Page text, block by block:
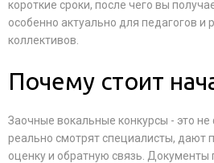
короткие сроки, после чего вы
особенно актуально для педагогов и
коллективов.
Почему стоит
Заочные вокальные конкурсы - это
реально смотрят специалисты, дают
оценку и обратную связь. Документы